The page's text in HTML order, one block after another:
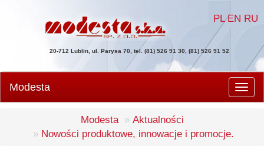
PL EN RU
20-712 Lublin, ul. Parysa 70, tel. (81) 526 91 30, (81) 526 91 52
Modesta
Modesta
Aktualności
Nowości produktowe, innowacje i promocje.